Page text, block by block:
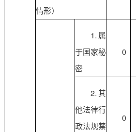
情形）
1.属
于国家秘
密
0
2.其
他法律行
政法规禁
0